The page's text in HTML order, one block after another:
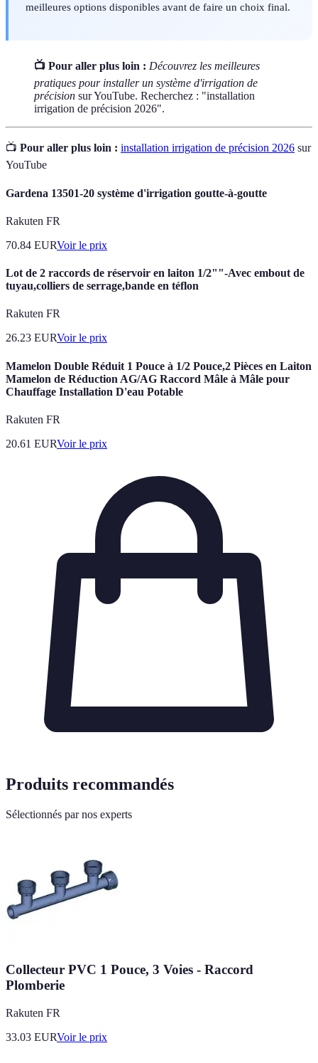
meilleures options disponibles avant de faire un choix final.
📺 Pour aller plus loin : Découvrez les meilleures
pratiques pour installer un système d'irrigation de
précision sur YouTube. Recherchez : "installation
irrigation de précision 2026".
📺 Pour aller plus loin : installation irrigation de précision 2026 sur
YouTube
Gardena 13501-20 système d'irrigation goutte-à-goutte
Rakuten FR
70.84 EURVoir le prix
Lot de 2 raccords de réservoir en laiton 1/2""-Avec embout de
tuyau,colliers de serrage,bande en téflon
Rakuten FR
26.23 EURVoir le prix
Mamelon Double Réduit 1 Pouce à 1/2 Pouce,2 Pièces en Laiton
Mamelon de Réduction AG/AG Raccord Mâle à Mâle pour
Chauffage Installation D'eau Potable
Rakuten FR
20.61 EURVoir le prix
Produits recommandés
Sélectionnés par nos experts
Collecteur PVC 1 Pouce, 3 Voies - Raccord
Plomberie
Rakuten FR
33.03 EURVoir le prix